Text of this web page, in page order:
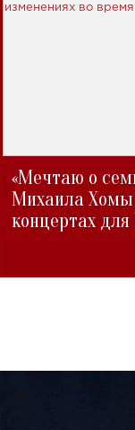
«Мечтаю о
Михаила Хомы
концертах для